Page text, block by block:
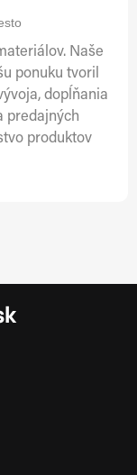
Naše
ponuku tvoril
dopĺňania
predajných
produktov